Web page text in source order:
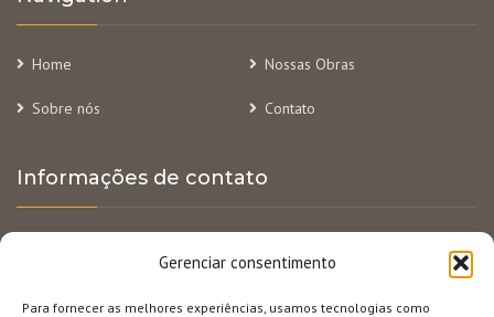
Gerenciar consentimento
Para fornecer as melhores experiências, usamos tecnologias como
Home Nossas Obras
Sobre nós Contato
Informações de contato
R. Alvarenga Peixoto, 295 – 6º andar – Lourdes, BH/MG